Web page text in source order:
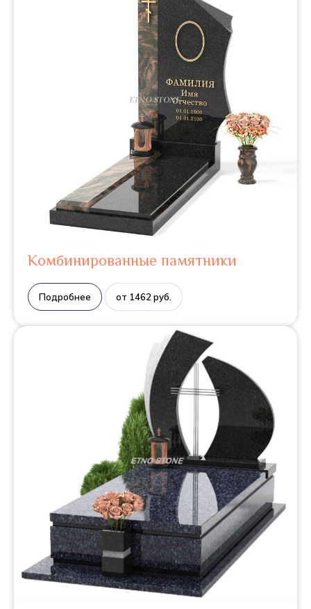
Комбинированные памятники
Подробнее от 1462 руб.